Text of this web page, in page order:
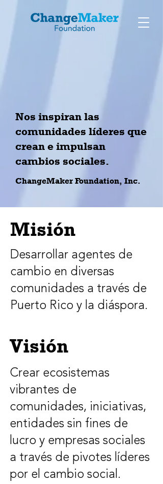
Nos inspiran las
comunidades líderes que
crean e impulsan
cambios sociales.
ChangeMaker Foundation, Inc.
Misión
Desarrollar agentes de
cambio en diversas
comunidades a través de
Puerto Rico y la diáspora.
Visión
Crear ecosistemas
vibrantes de
comunidades, iniciativas,
entidades sin fines de
lucro y empresas sociales
a través de pivotes líderes
por el cambio social.